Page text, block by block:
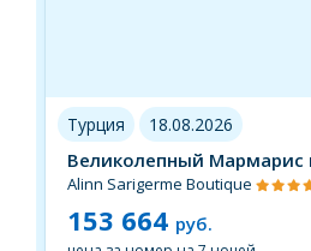
Турция 18.08.2026
Великолепный Мармарис
Alinn Sarigerme Boutique
153 664 руб.